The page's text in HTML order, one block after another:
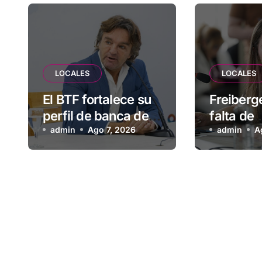
LOCALES
El BTF fortalece su
perfil de banca de
desarrollo con
nuevas
admin Ago 7, 2026
LOCALES
falta de
admin